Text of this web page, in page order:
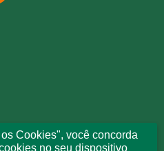
Cookies", você concorda
no seu dispositivo